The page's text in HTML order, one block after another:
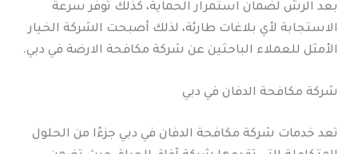
بعد الرش لضمان استمرار الحماية، كذلك توفر سرعة
الاستجابة لأي بلاغات طارئة، لذلك أصبحت الشركة الخيار
الأمثل للعملاء الباحثين عن شركة مكافحة الارضة في دبي.
شركة مكافحة الدفان في دبي
تعد خدمات شركة مكافحة الدفان في دبي جزءًا من الحلول